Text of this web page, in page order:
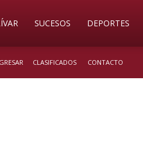
SUCESOS DEPORTES
CLASIFICADOS CONTACTO